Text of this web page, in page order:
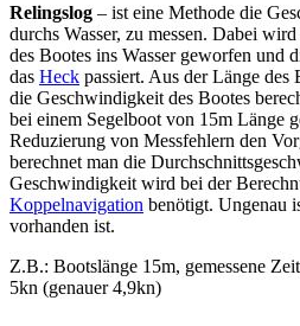
Relingslog – ist eine Methode die
durchs Wasser, zu messen. Dabei
des Bootes ins Wasser geworfen und
das Heck passiert. Aus der Länge des
die Geschwindigkeit des Bootes
bei einem Segelboot von 15m Länge
Reduzierung von Messfehlern den
berechnet man die
Geschwindigkeit wird bei der
Koppelnavigation benötigt. Ungenau
vorhanden ist.
Z.B.: Bootslänge 15m, gemessene
5kn (genauer 4,9kn)